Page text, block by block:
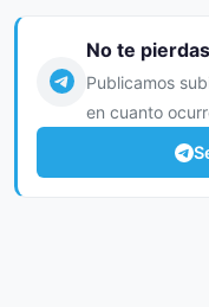
No te
Publicamos
en cuanto